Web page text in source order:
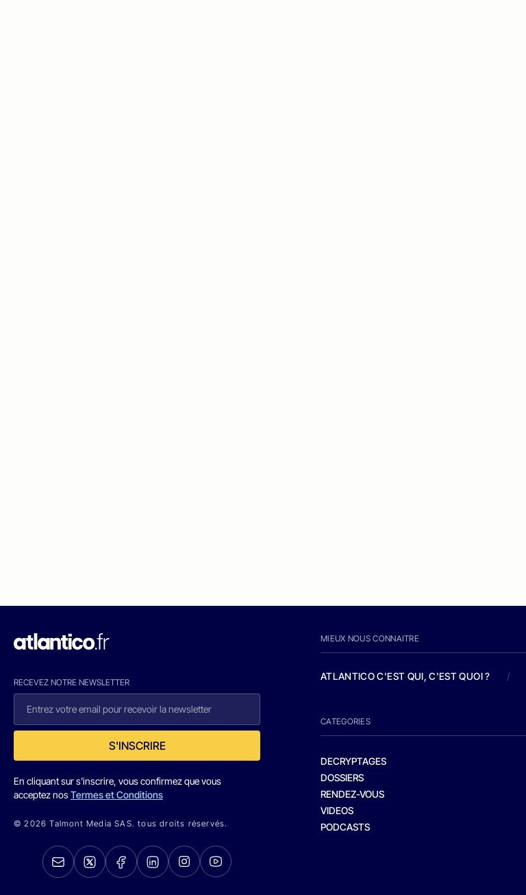
RECEVEZ NOTRE NEWSLETTER
S'INSCRIRE
En cliquant sur s'inscrire, vous confirmez que vous
acceptez nosTermes et Conditions
© 2026 Talmont Media SAS. tous droits réservés.
MIEUX NOUS CONNAITRE
ATLANTICO C'EST QUI, C'EST QUOI ? /
CATEGORIES
DECRYPTAGES
DOSSIERS
RENDEZ-VOUS
VIDEOS
PODCASTS